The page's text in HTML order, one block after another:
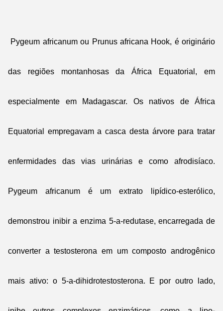
Pygeum africanum ou Prunus africana Hook, é originário
das regiões montanhosas da África Equatorial, em
especialmente em Madagascar. Os nativos de África
Equatorial empregavam a casca desta árvore para tratar
enfermidades das vias urinárias e como afrodisíaco.
Pygeum africanum é um extrato lipídico-esterólico,
demonstrou inibir a enzima 5-a-redutase, encarregada de
converter a testosterona em um composto androgênico
mais ativo: o 5-a-dihidrotestosterona. E por outro lado,